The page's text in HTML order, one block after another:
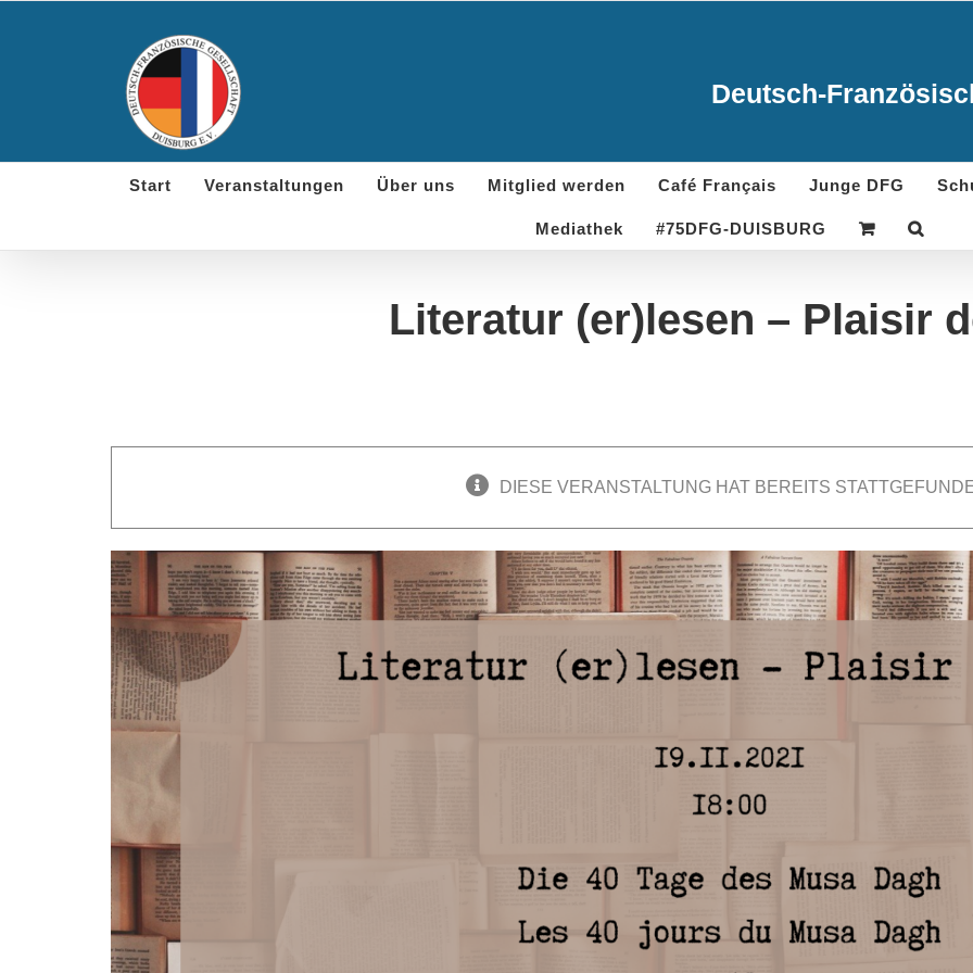
Deutsch-
Start Veranstaltungen Über uns Mitglied werden Café Français Junge DFG
Mediathek #75DFG-DUISBURG
Literatur (er)lesen – Plaisir
DIESE VERANSTALTUNG HAT BEREITS